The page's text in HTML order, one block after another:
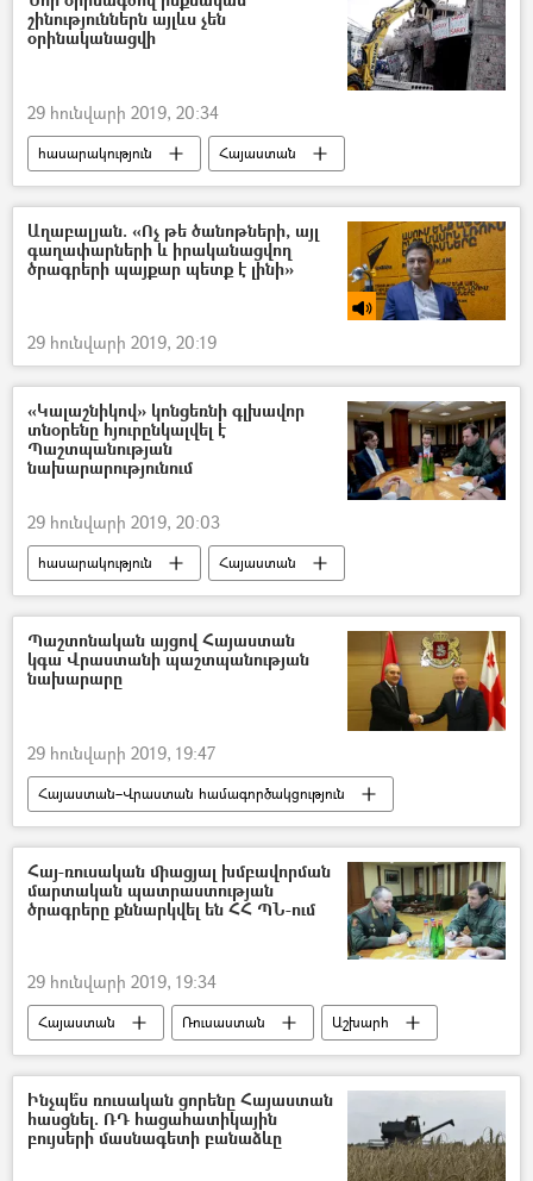
շինություններն այլևս չեն
օրինականացվի
29 հունվարի 2019, 20:34
հասարակություն Հայաստան
Աղաբալյան. «Ոչ թե ծանոթների, այլ
գաղափարների և իրականացվող
ծրագրերի պայքար պետք է լինի»
29 հունվարի 2019, 20:19
«Կալաշնիկով» կոնցեռնի գլխավոր
տնօրենը հյուրընկալվել է
Պաշտպանության
նախարարությունում
29 հունվարի 2019, 20:03
հասարակություն
Հայաստան
Ռուսաստան
Աշխարհ
Պաշտոնական այցով Հայաստան
կգա Վրաստանի պաշտպանության
նախարարը
29 հունվարի 2019, 19:47
Հայաստան–Վրաստան համագործակցություն
Տարածաշրջան
Աշխարհ
Վրաստանի Հանրապետություն
Հայ-ռուսական միացյալ խմբավորման
մարտական պատրաստության
ծրագրերը քննարկվել են ՀՀ ՊՆ-ում
29 հունվարի 2019, 19:34
Հայաստան Ռուսաստան
Աշխարհ
հասարակություն
ՀՀ պաշտպանության նախարարություն (ՊՆ)
Ինչպե՞ս ռուսական ցորենը Հայաստան
հասցնել. ՌԴ հացահատիկային
բույսերի մասնագետի բանաձևը